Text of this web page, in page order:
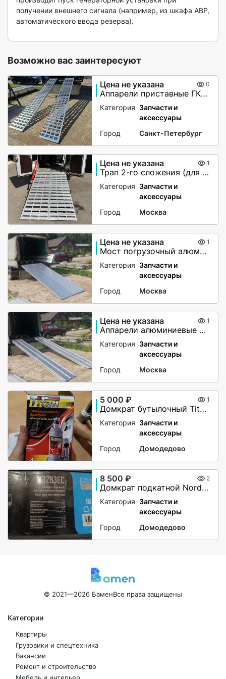
получении внешнего сигнала (например, из шкафа АВР,
автоматического ввода резерва).
Возможно вас заинтересуют
Цена не указана 0
Аппарели приставные ГКА 5.350.40 2/3
Категория Запчасти и
аксессуары
Город
Санкт-Петербург
Цена не указана 1
Трап 2-го сложения (для мото-вездеходов) не поворотный
Категория Запчасти и
аксессуары
Город
Москва
Цена не указана 1
Мост погрузочный алюминиевый
Категория Запчасти и
аксессуары
Город
Москва
Цена не указана 1
Аппарели алюминиевые 6000 кг
Категория Запчасти и
аксессуары
Город
Москва
5 000 ₽ 1
Домкрат бутылочный Titan 4т (180 — 350 мм)
Категория Запчасти и
аксессуары
Город
Домодедово
8 500 ₽ 2
Домкрат подкатной Nordberg N3203EC, 3 тонны
Категория Запчасти и
аксессуары
Город
Домодедово
© 2021—2026 БаменВсе права защищены
Категории
Квартиры
Грузовики и спецтехника
Вакансии
Ремонт и строительство